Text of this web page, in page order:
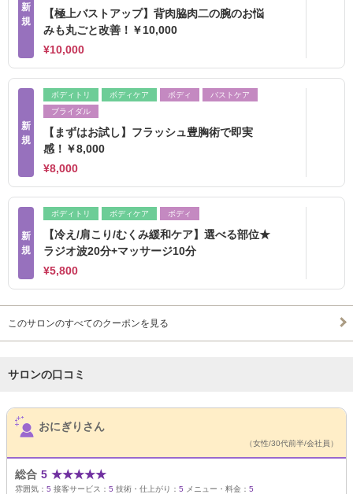
新
規
【極上バストアップ】背肉脇肉二の腕のお悩
みも丸ごと改善！￥10,000
¥10,000
新
規
ボディトリ ボディケア ボディ
バストケア
ブライダル
【まずはお試し】フラッシュ豊胸術で即実
感！￥8,000
¥8,000
新
規
ボディトリ ボディケア ボディ
【冷え/肩こり/むくみ緩和ケア】選べる部位★
ラジオ波20分+マッサージ10分
¥5,800
このサロンのすべてのクーポンを見る
サロンの口コミ
サロンPick Up
おにぎりさん
（女性/30代前半/会社員）
総合 5 ★★★★★
雰囲気： 5 接客サービス： 5 技術・仕上がり： 5 メニュー・料金： 5